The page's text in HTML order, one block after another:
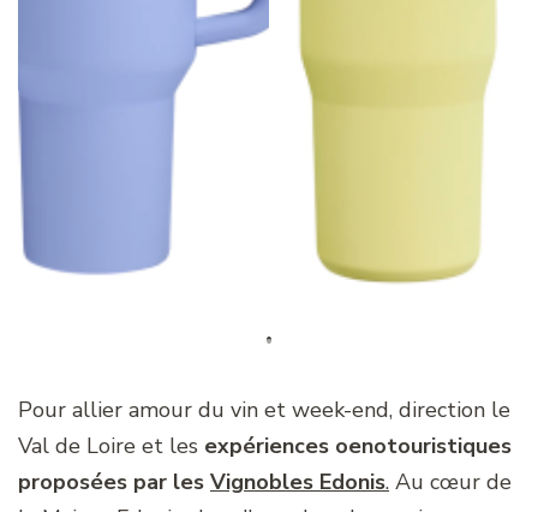
Pour allier amour du vin et week-end, direction le
Val de Loire et les expériences oenotouristiques
proposées par les Vignobles Edonis. Au cœur de